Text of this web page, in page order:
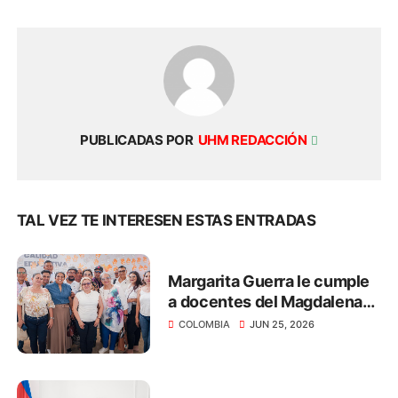
PUBLICADAS POR UHM REDACCIÓN
TAL VEZ TE INTERESEN ESTAS ENTRADAS
Margarita Guerra le cumple
a docentes del Magdalena
con el pago de salarios y
COLOMBIA JUN 25, 2026